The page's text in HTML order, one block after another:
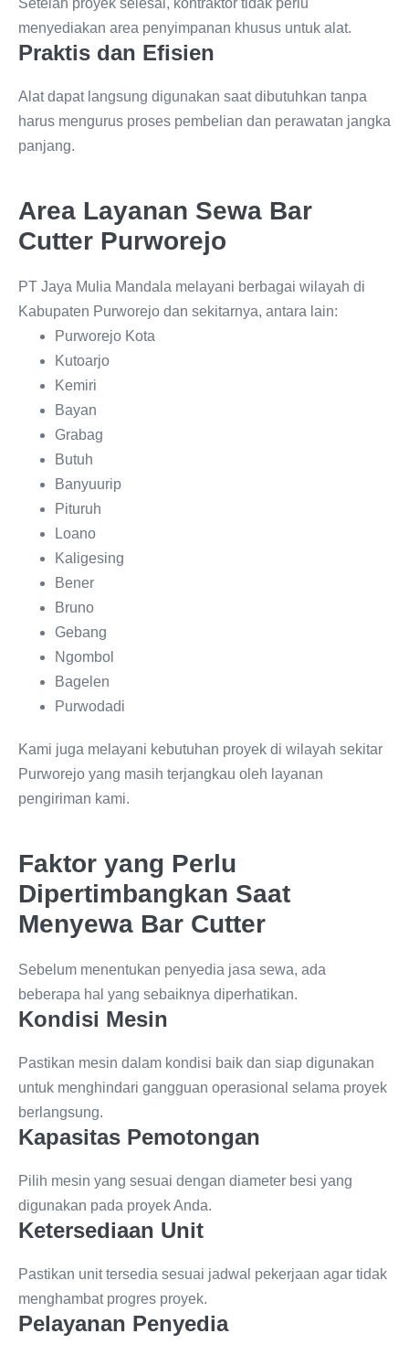
Setelah proyek selesai, kontraktor tidak perlu
menyediakan area penyimpanan khusus untuk alat.
Praktis dan Efisien
Alat dapat langsung digunakan saat dibutuhkan tanpa
harus mengurus proses pembelian dan perawatan jangka
panjang.
Area Layanan Sewa Bar
Cutter Purworejo
PT Jaya Mulia Mandala melayani berbagai wilayah di
Kabupaten Purworejo dan sekitarnya, antara lain:
Purworejo Kota
Kutoarjo
Kemiri
Bayan
Grabag
Butuh
Banyuurip
Pituruh
Loano
Kaligesing
Bener
Bruno
Gebang
Ngombol
Bagelen
Purwodadi
Kami juga melayani kebutuhan proyek di wilayah sekitar
Purworejo yang masih terjangkau oleh layanan
pengiriman kami.
Faktor yang Perlu
Dipertimbangkan Saat
Menyewa Bar Cutter
Sebelum menentukan penyedia jasa sewa, ada
beberapa hal yang sebaiknya diperhatikan.
Kondisi Mesin
Pastikan mesin dalam kondisi baik dan siap digunakan
untuk menghindari gangguan operasional selama proyek
berlangsung.
Kapasitas Pemotongan
Pilih mesin yang sesuai dengan diameter besi yang
digunakan pada proyek Anda.
Ketersediaan Unit
Pastikan unit tersedia sesuai jadwal pekerjaan agar tidak
menghambat progres proyek.
Pelayanan Penyedia